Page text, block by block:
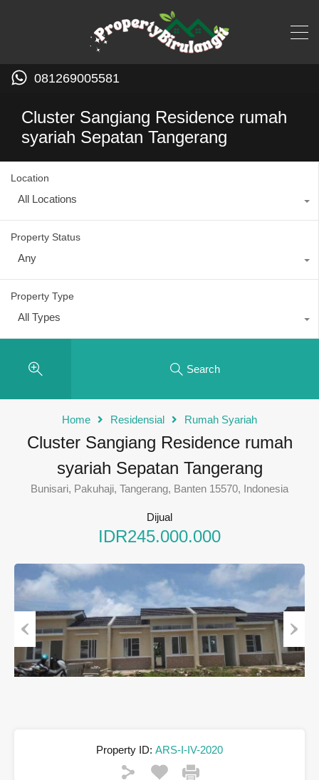
081269005581
Cluster Sangiang Residence rumah
syariah Sepatan Tangerang
Location
All Locations
Property Status
Any
Property Type
All Types
Search
Home Residensial Rumah Syariah
Cluster Sangiang Residence rumah
syariah Sepatan Tangerang
Bunisari, Pakuhaji, Tangerang, Banten 15570, Indonesia
Dijual
IDR245.000.000
Previous Next
Property ID: ARS-I-IV-2020